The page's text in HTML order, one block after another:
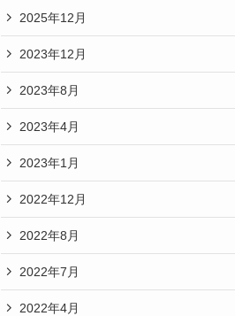
2025年12月
2023年12月
2023年8月
2023年4月
2023年1月
2022年12月
2022年8月
2022年7月
2022年4月